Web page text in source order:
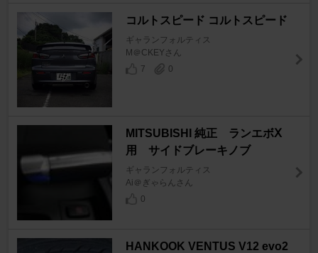
コルトスピード コルトスピード
ギャランフォルティス
M＠CKEYさん
7
0
MITSUBISHI 純正 ランエボⅩ
用 サイドブレーキノブ
ギャランフォルティス
Ai＠ぎゃらんさん
0
HANKOOK VENTUS V12 evo2